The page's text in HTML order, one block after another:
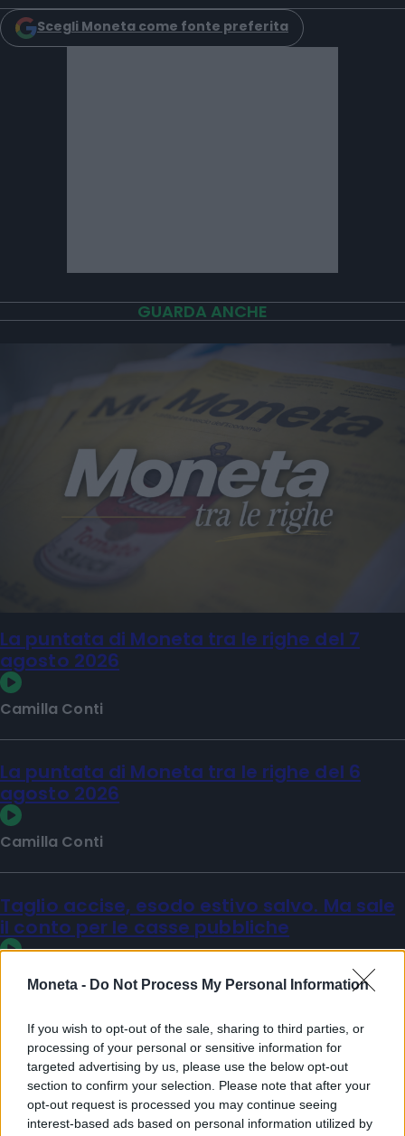
Moneta - Do Not Process My Personal Information
If you wish to opt-out of the sale, sharing to third parties, or
processing of your personal or sensitive information for
targeted advertising by us, please use the below opt-out
section to confirm your selection. Please note that after your
opt-out request is processed you may continue seeing
interest-based ads based on personal information utilized by
Scegli Moneta come fonte preferita
GUARDA ANCHE
La puntata di Moneta tra le righe del 7
agosto 2026
Camilla Conti
La puntata di Moneta tra le righe del 6
agosto 2026
Camilla Conti
Taglio accise, esodo estivo salvo. Ma sale
il conto per le casse pubbliche
Matilde Sperlinga
PIÙ VIDEO